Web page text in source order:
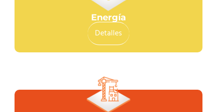
Energía
Detalles